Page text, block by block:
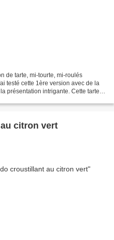
de tarte, mi-tourte, mi-roulés
testé cette 1ère version avec de la
présentation intrigante. Cette tarte
citron vert